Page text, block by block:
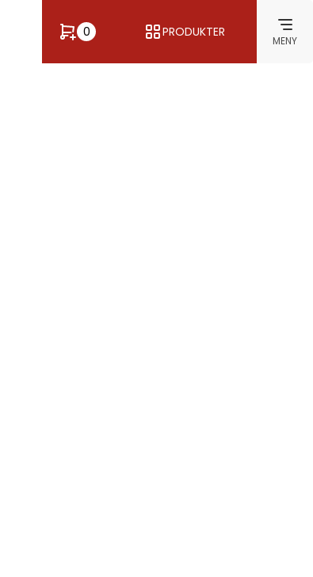
0 PRODUKTER
MENY